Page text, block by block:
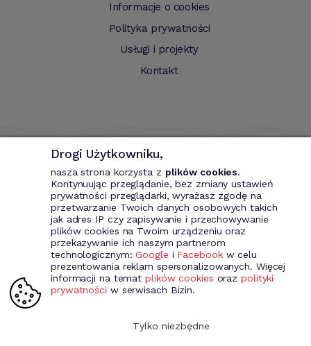
Informacje o cookies
Polityka prywatności
Usługi i projekty
Kontakt
Bizin - System wspomagający przedsiębiorce. Wystawianie
dokumentów przychodowych (faktury VAT, fakury marża, faktury
MP, rachunki itd.). Rejestr kontrahentów wraz z rozbudowaną
analizą, gospodarka magazynowa, środki trwale, analiza sprzedaży i
kosztów prowadzenia działalności itd.
Drogi Użytkowniku,
nasza strona korzysta z plików cookies.
Kontynuując przeglądanie, bez zmiany ustawień
prywatności przeglądarki, wyrażasz zgodę na
przetwarzanie Twoich danych osobowych takich
jak adres IP czy zapisywanie i przechowywanie
plików cookies na Twoim urządzeniu oraz
przekazywanie ich naszym partnerom
technologicznym:Google i Facebookw celu
prezentowania reklam spersonalizowanych. Więcej
informacji na tematplików cookies orazpolityki
prywatności w serwisach Bizin.
Tylko niezbędne